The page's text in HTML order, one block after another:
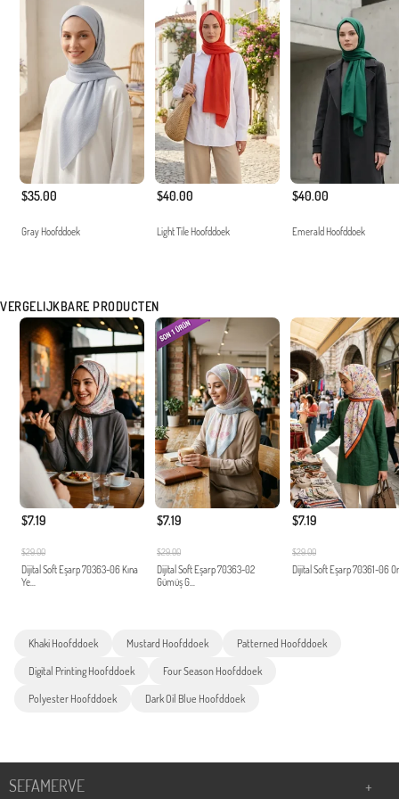
$35.00
Gray Hoofddoek
$40.00
Light Tile Hoofddoek
$40.00
Emerald Hoofddoek
VERGELIJKBARE PRODUCTEN
$7.19
$29.00
Dijital Soft Eşarp 70363-06 Kına
Ye...
$7.19
$29.00
Dijital Soft Eşarp 70363-02
Gümüş G...
$7.19
$29.00
Dijital Soft Eşarp 70361-06
Khaki Hoofddoek Mustard Hoofddoek Patterned Hoofddoek
Digital Printing Hoofddoek Four Season Hoofddoek
Polyester Hoofddoek Dark Oil Blue Hoofddoek
SEFAMERVE +